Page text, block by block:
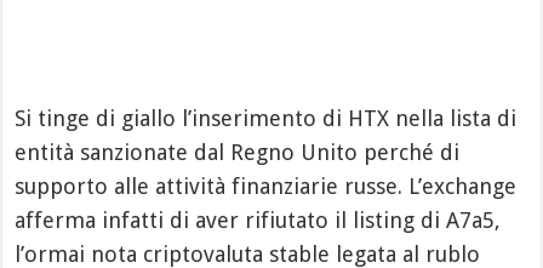
Si tinge di giallo l’inserimento di HTX nella lista di
entità sanzionate dal Regno Unito perché di
supporto alle attività finanziarie russe. L’exchange
afferma infatti di aver rifiutato il listing di A7a5,
l’ormai nota criptovaluta stable legata al rublo